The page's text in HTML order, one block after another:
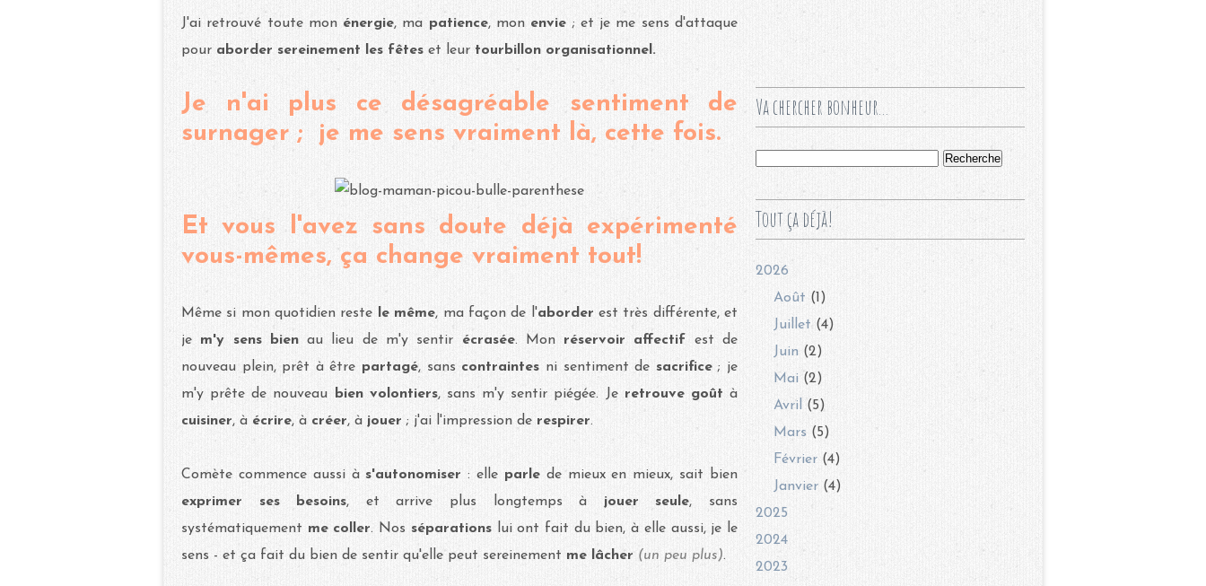
J'ai retrouvé toute mon énergie, ma patience, mon envie ; et je me sens d'attaque
pour aborder sereinement les fêtes et leurtourbillon organisationnel.
Je n'ai plus ce désagréable sentiment de
surnager ; je me sens vraiment là, cette fois.
Et vous l'avez sans doute déjà expérimenté
vous-mêmes, ça change vraiment tout!
Même si mon quotidien reste le même, ma façon de l'aborder est très différente, et
je m'y sens bienau lieu de m'y sentir écrasée. Mon réservoir affectif est de
nouveau plein, prêt à être partagé, sans contraintes ni sentiment de sacrifice; je
m'y prête de nouveau bien volontiers, sans m'y sentir piégée. Je retrouve goût à
cuisiner, à écrire, à créer, à jouer ; j'ai l'impression de respirer.
Comète commence aussi às'autonomiser : elle parle de mieux en mieux, sait bien
exprimer ses besoins, et arrive plus longtemps à jouer seule, sans
systématiquement me coller. Nos séparations
lui ont fait du bien, à elle aussi, je le
sens - et ça fait du bien de sentir qu'elle peut sereinement me lâcher (un peu plus).
Va chercher bonheur...
Tout ça déjà!
2026
Août (1)
Juillet (4)
Juin (2)
Mai (2)
Avril
(5)
Mars (5)
Février (4)
Janvier (4)
2025
2024
2023